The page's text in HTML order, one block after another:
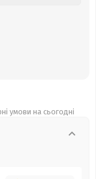
умови на сьогодні